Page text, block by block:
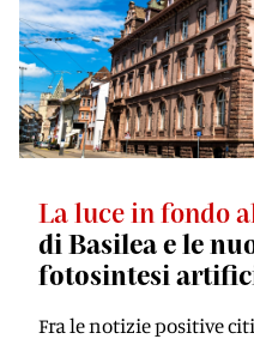
La luce in fondo
di Basilea e le
fotosintesi
Fra le notizie positive